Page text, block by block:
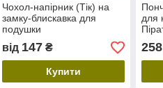
Чохол-напірник (Тік) на
замку-блискавка для
подушки
від 147₴
Купити
для
258